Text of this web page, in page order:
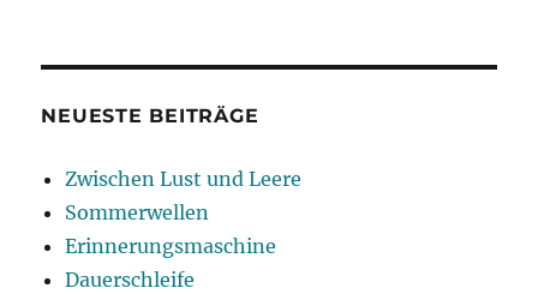
NEUESTE BEITRÄGE
Zwischen Lust und Leere
Sommerwellen
Erinnerungsmaschine
Dauerschleife